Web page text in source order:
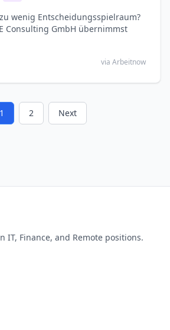
wenig Entscheidungsspielraum?
Consulting GmbH übernimmst
via Arbeitnow
1 2 Next
IT, Finance, and Remote positions.